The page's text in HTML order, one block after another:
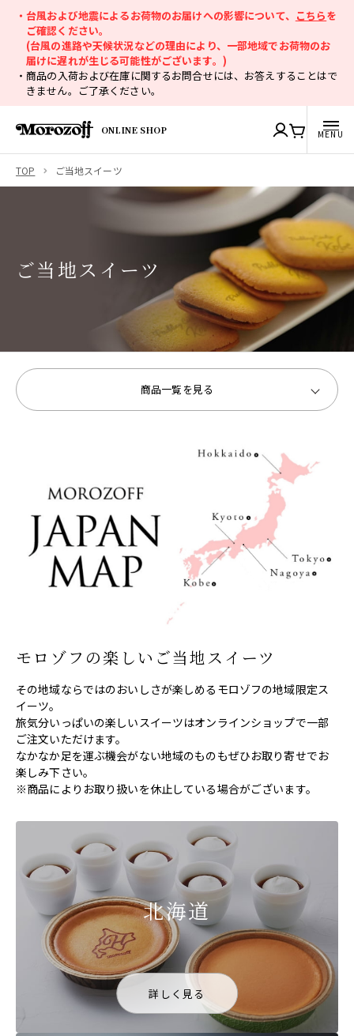
・台風および地震によるお荷物のお届けへの影響について、 こちらを
ご確認ください。
(台風の進路や天候状況などの理由により、一部地域でお荷物のお
届けに遅れが生じる可能性がございます。)
・商品の入荷および在庫に関するお問合せには、お答えすることはで
きません。ご了承ください。
ONLINE SHOP
TOP ご当地スイーツ
ご当地スイーツ
商品一覧を見る
モロゾフの楽しいご当地スイーツ
その地域ならではのおいしさが楽しめるモロゾフの地域限定ス
イーツ。
旅気分いっぱいの楽しいスイーツはオンラインショップで一部
ご注文いただけます。
なかなか足を運ぶ機会がない地域のものもぜひお取り寄せでお
楽しみ下さい。
※商品によりお取り扱いを休止している場合がございます。
北海道
詳しく見る